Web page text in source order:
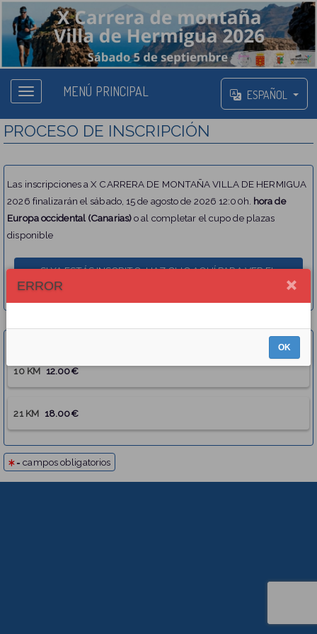
MENÚ PRINCIPAL ESPAÑOL
PROCESO DE INSCRIPCIÓN
Las inscripciones a X CARRERA DE MONTAÑA VILLA DE HERMIGUA
2026 finalizarán el sábado, 15 de agosto de 2026 12:00h. hora de
Europa occidental (Canarias)o al completar el cupo de plazas
disponible
Elige una opción
10 KM 12.00€
21 KM 18.00€
= campos obligatorios
ERROR
OK